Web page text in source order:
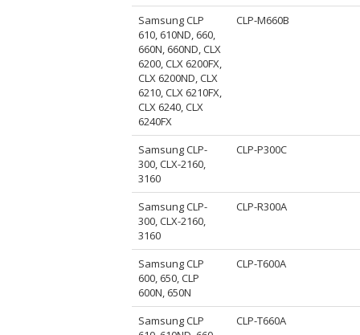
Samsung CLP
610, 610ND, 660,
660N, 660ND, CLX
6200, CLX 6200FX,
CLX 6200ND, CLX
6210, CLX 6210FX,
CLX 6240, CLX
6240FX
CLP-M660B
Samsung CLP-
300, CLX-2160,
3160
CLP-P300C
Samsung CLP-
300, CLX-2160,
3160
CLP-R300A
Samsung CLP
600, 650, CLP
600N, 650N
CLP-T600A
Samsung CLP
CLP-T660A